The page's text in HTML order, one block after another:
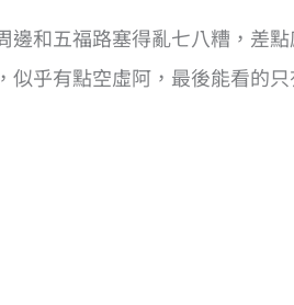
邊和五福路塞得亂七八糟，差
似乎有點空虛阿，最後能看的